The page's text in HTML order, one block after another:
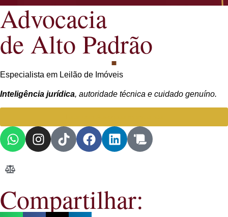
Advocacia
de Alto Padrão
Especialista em Leilão de Imóveis
Inteligência jurídica, autoridade técnica e cuidado genuíno.
Compartilhar: